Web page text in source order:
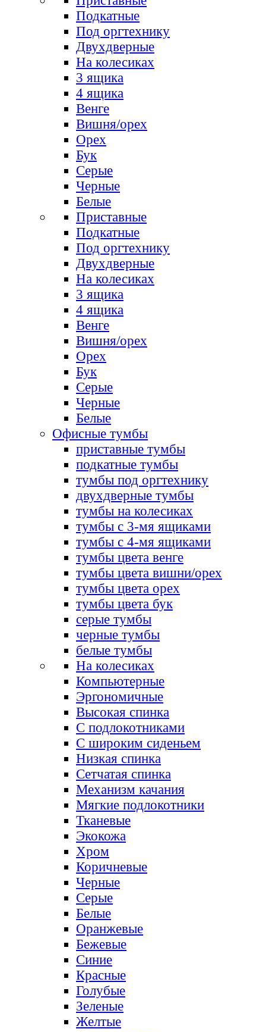
Подкатные
Под оргтехнику
Двухдверные
На колесиках
3 ящика
4 ящика
Венге
Вишня/орех
Орех
Бук
Серые
Черные
Белые
Приставные
Подкатные
Под оргтехнику
Двухдверные
На колесиках
3 ящика
4 ящика
Венге
Вишня/орех
Орех
Бук
Серые
Черные
Белые
Офисные тумбы
приставные тумбы
подкатные тумбы
тумбы под оргтехнику
двухдверные тумбы
тумбы на колесиках
тумбы с 3-мя ящиками
тумбы с 4-мя ящиками
тумбы цвета венге
тумбы цвета вишни/орех
тумбы цвета орех
тумбы цвета бук
серые тумбы
черные тумбы
белые тумбы
На колесиках
Компьютерные
Эргономичные
Высокая спинка
С подлокотниками
С широким сиденьем
Низкая спинка
Сетчатая спинка
Механизм качания
Мягкие подлокотники
Тканевые
Экокожа
Хром
Коричневые
Черные
Серые
Белые
Оранжевые
Бежевые
Синие
Красные
Голубые
Зеленые
Желтые